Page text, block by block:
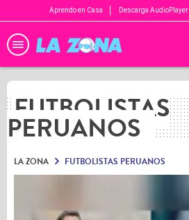
Aprendo en Casa Descarga AudioPlayer
FUTBOLISTAS
PERUANOS
LA ZONA FUTBOLISTAS PERUANOS